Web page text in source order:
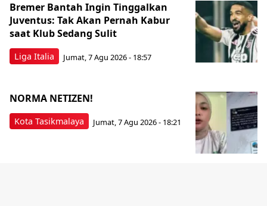
Liga Italia
Bremer Bantah Ingin Tinggalkan
Juventus: Tak Akan Pernah Kabur
saat Klub Sedang Sulit
Jumat, 7 Agu 2026 - 18:57
Kota Tasikmalaya
NORMA NETIZEN!
Jumat, 7 Agu 2026 - 18:21